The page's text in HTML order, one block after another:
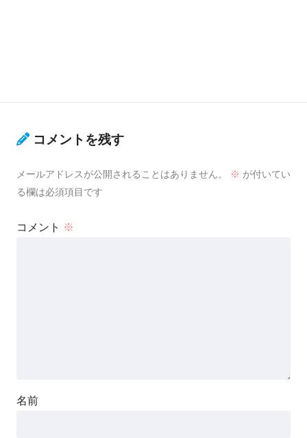
コメントを残す
メールアドレスが公開されることはありません。 ※ が付いてい
る欄は必須項目です
コメント ※
名前